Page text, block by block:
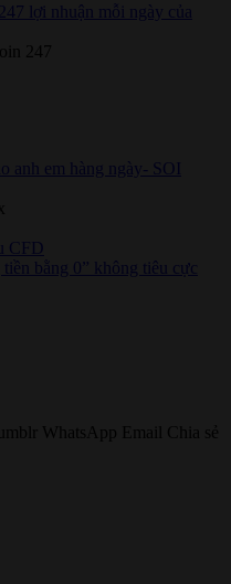
lợi nhuận mỗi ngày của
247
anh em hàng ngày- SOI
CFD
bằng 0” không tiêu cực
WhatsApp Email
Chia sẻ